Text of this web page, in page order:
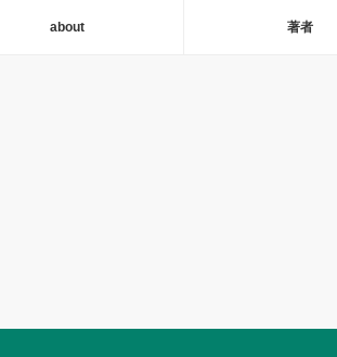
about 著者